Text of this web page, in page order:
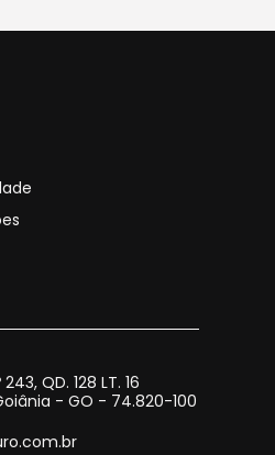
QD. 128 LT. 16
- GO - 74.820-100